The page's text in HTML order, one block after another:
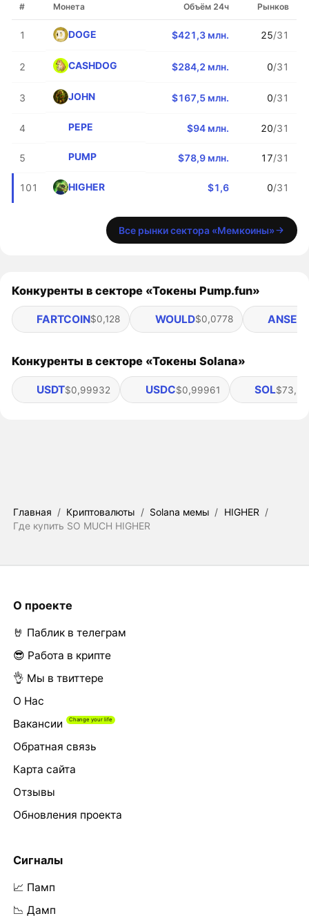
# Монета Объём 24ч Рынков
1 DOGE $421,3 млн. 25/31
2 CASHDOG $284,2 млн. 0/31
3 JOHN $167,5 млн. 0/31
4 PEPE $94 млн. 20/31
5 PUMP $78,9 млн. 17/31
101 HIGHER $1,6 0/31
Все рынки сектора «Мемкоины»
Конкуренты в секторе «Токены Pump.fun»
FARTCOIN$0,128 WOULD$0,0778 ANSEM
Конкуренты в секторе «Токены Solana»
USDT$0,99932 USDC$0,99961 SOL$73,59
Главная / Криптовалюты / Solana мемы / HIGHER /
Где купить SO MUCH HIGHER
О проекте
🤘 Паблик в телеграм
😎 Работа в крипте
👌 Мы в твиттере
О Нас
Вакансии
Обратная связь
Карта сайта
Отзывы
Обновления проекта
Сигналы
📈 Памп
📉 Дамп